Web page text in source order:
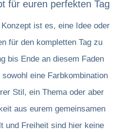
für euren perfekten Tag
ist es, eine Idee oder
für den kompletten Tag zu
bis Ende an diesem Faden
eine Farbkombination
Stil, ein Thema oder aber
aus eurem gemeinsamen
und Freiheit sind hier keine